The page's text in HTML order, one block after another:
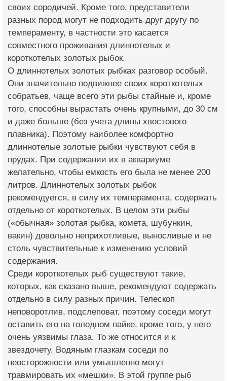
своих сородичей. Кроме того, представители
разных пород могут не подходить друг другу по
темпераменту, в частности это касается
совместного проживания длиннотелых и
короткотелых золотых рыбок.
О длиннотелых золотых рыбках разговор особый.
Они значительно подвижнее своих короткотелых
собратьев, чаще всего эти рыбы стайные и, кроме
того, способны вырастать очень крупными, до 30 см
и даже больше (без учета длины хвостового
плавника). Поэтому наиболее комфортно
длиннотелые золотые рыбки чувствуют себя в
прудах. При содержании их в аквариуме
желательно, чтобы емкость его была не менее 200
литров. Длиннотелых золотых рыбок
рекомендуется, в силу их темперамента, содержать
отдельно от короткотелых. В целом эти рыбы
(«обычная» золотая рыбка, комета, шубункин,
вакин) довольно неприхотливые, выносливые и не
столь чувствительные к изменению условий
содержания.
Среди короткотелых рыб существуют такие,
которых, как сказано выше, рекомендуют содержать
отдельно в силу разных причин. Телескоп
неповоротлив, подслеповат, поэтому соседи могут
оставить его на голодном пайке, кроме того, у него
очень уязвимы глаза. То же относится и к
звездочету. Водяным глазкам соседи по
неосторожности или умышленно могут
травмировать их «мешки». В этой группе рыб